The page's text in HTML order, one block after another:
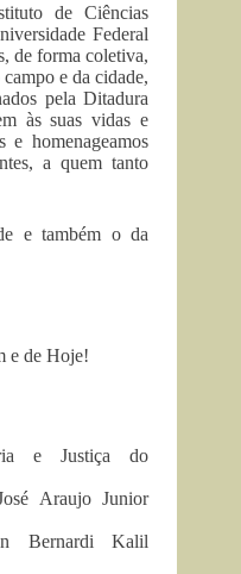
de Ciências
Federal
de forma coletiva,
e da cidade,
pela Ditadura
às suas vidas e
e homenageamos
a quem tanto
e também o da
e de Hoje!
e Justiça do
Araujo Junior
Bernardi Kalil